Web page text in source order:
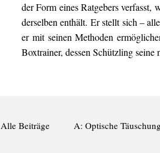
der Form eines Ratgebers
derselben enthält. Er stellt sich –
er mit seinen Methoden
Boxtrainer, dessen Schützling
Alle Beiträge A: Optische